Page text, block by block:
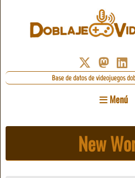
Base de datos de videojuegos
Menú
New